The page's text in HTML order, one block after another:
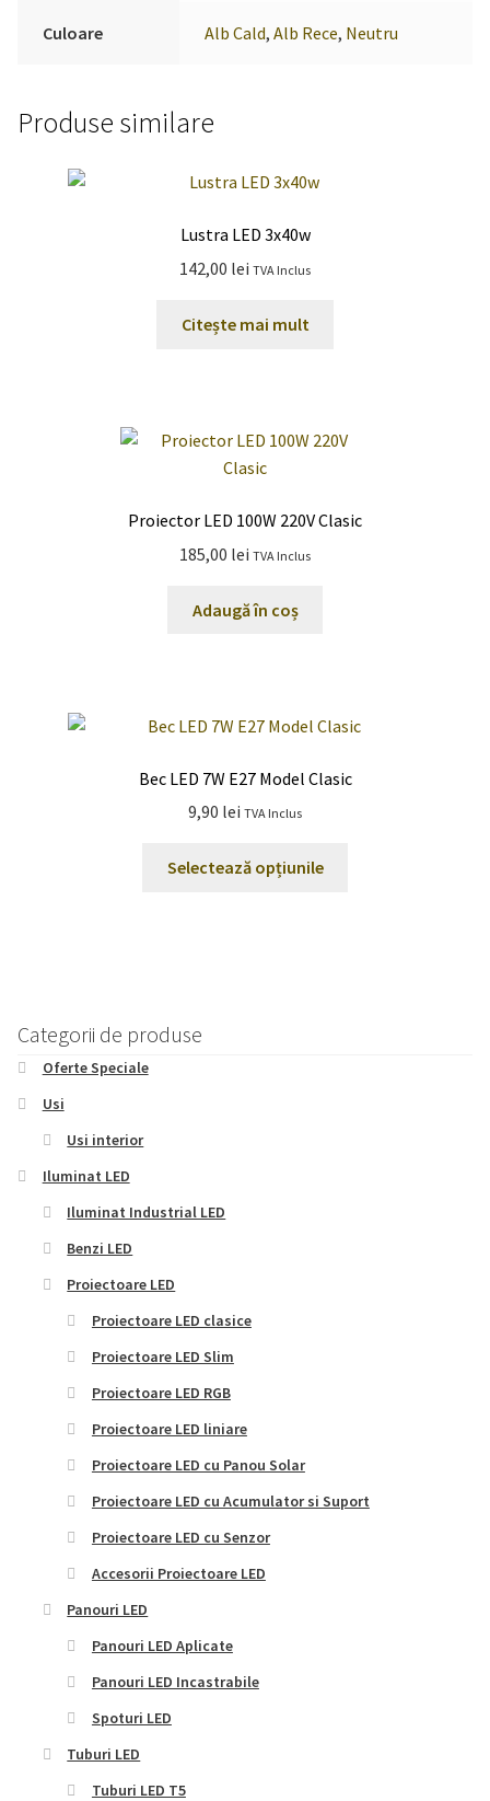
Culoare Alb Cald, Alb Rece, Neutru
Produse similare
Lustra LED 3x40w
142,00 lei TVA Inclus
Citește mai mult
Proiector LED 100W 220V Clasic
185,00 lei TVA Inclus
Adaugă în coș
Bec LED 7W E27 Model Clasic
9,90 lei TVA Inclus
Selectează opțiunile
Categorii de produse
Oferte Speciale
Usi
Usi interior
Iluminat LED
Iluminat Industrial LED
Benzi LED
Proiectoare LED
Proiectoare LED clasice
Proiectoare LED Slim
Proiectoare LED RGB
Proiectoare LED liniare
Proiectoare LED cu Panou Solar
Proiectoare LED cu Acumulator si Suport
Proiectoare LED cu Senzor
Accesorii Proiectoare LED
Panouri LED
Panouri LED Aplicate
Panouri LED Incastrabile
Spoturi LED
Tuburi LED
Tuburi LED T5